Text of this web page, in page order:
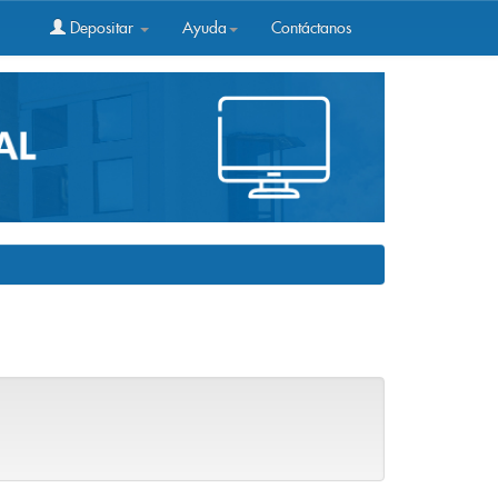
Depositar Ayuda Contáctanos